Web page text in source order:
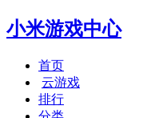
小米游戏中心
首页
云游戏
排行